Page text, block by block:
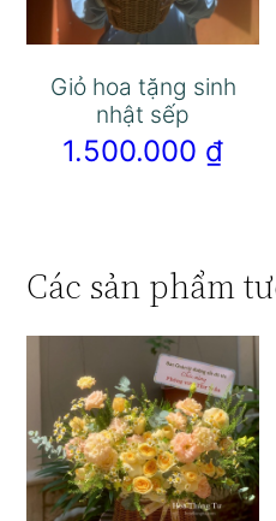
Giỏ hoa tặng sinh
nhật sếp
1.500.000 ₫
Các sản phẩm